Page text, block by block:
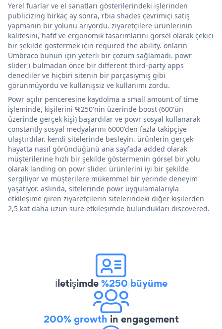
Yerel fuarlar ve el sanatları gösterilerindeki işlerinden
publicizing birkaç ay sonra, rbia shades çevrimiçi satış
yapmanın bir yolunu arıyordu. ziyaretçilere ürünlerinin
kalitesini, hafif ve ergonomik tasarımlarını görsel olarak çekici
bir şekilde göstermek için required the ability. onların
Umbraco bunun için yeterli bir çözüm sağlamadı. powr
slider'ı bulmadan önce bir different third-party apps
denediler ve hiçbiri sitenin bir parçasıymış gibi
görünmüyordu ve kullanışsız ve kullanımı zordu.
Powr açılır penceresine kaydolma a small amount of time
işleminde, kişilerini %250'nin üzerinde boost (600'ün
üzerinde gerçek kişi) başardılar ve powr sosyal kullanarak
constantly sosyal medyalarını 6000'den fazla takipçiye
ulaştırdılar. kendi sitelerinde besleyin. ürünlerin gerçek
hayatta nasıl göründüğünü ana sayfada added olarak
müşterilerine hızlı bir şekilde göstermenin görsel bir yolu
olarak landing on powr slider. ürünlerini iyi bir şekilde
sergiliyor ve müşterilere mükemmel bir yerinde deneyim
yaşatıyor. aslında, sitelerinde powr uygulamalarıyla
etkileşime giren ziyaretçilerin sitelerindeki diğer kişilerden
2,5 kat daha uzun süre etkileşimde bulundukları discovered.
İletişimde%250 büyüme
200% growth in engagement